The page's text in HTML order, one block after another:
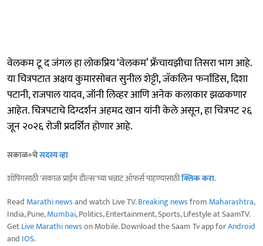
वेलकम टू द जंगल हा लोकप्रिय ‘वेलकम’ फ्रँचायझीचा तिसरा भाग आहे.
या चित्रपटात अक्षय कुमारसोबत सुनील शेट्टी, जॅकलिन फर्नांडिस, दिशा
पटानी, राजपाल यादव, जॉनी लिव्हर आणि अनेक कलाकार झळकणार
आहेत. चित्रपटाचे दिग्दर्शन अहमद खान यांनी केले असून, हा चित्रपट २६
जून २०२६ रोजी प्रदर्शित होणार आहे.
सकाळ+चेसदस्य व्हा
शॉपिंगसाठी 'सकाळ प्राईम डील्स'च्या भन्नाट ऑफर्स पाहण्यासाठीक्लिक करा.
Read Marathi newsand watch Live TV.Breaking newsfrom Maharashtra,
India, Pune,Mumbai, Politics, Entertainment, Sports, Lifestyle at SaamTV.
GetLive Marathi newson Mobile. Download the Saam Tv app forAndroid
and IOS.